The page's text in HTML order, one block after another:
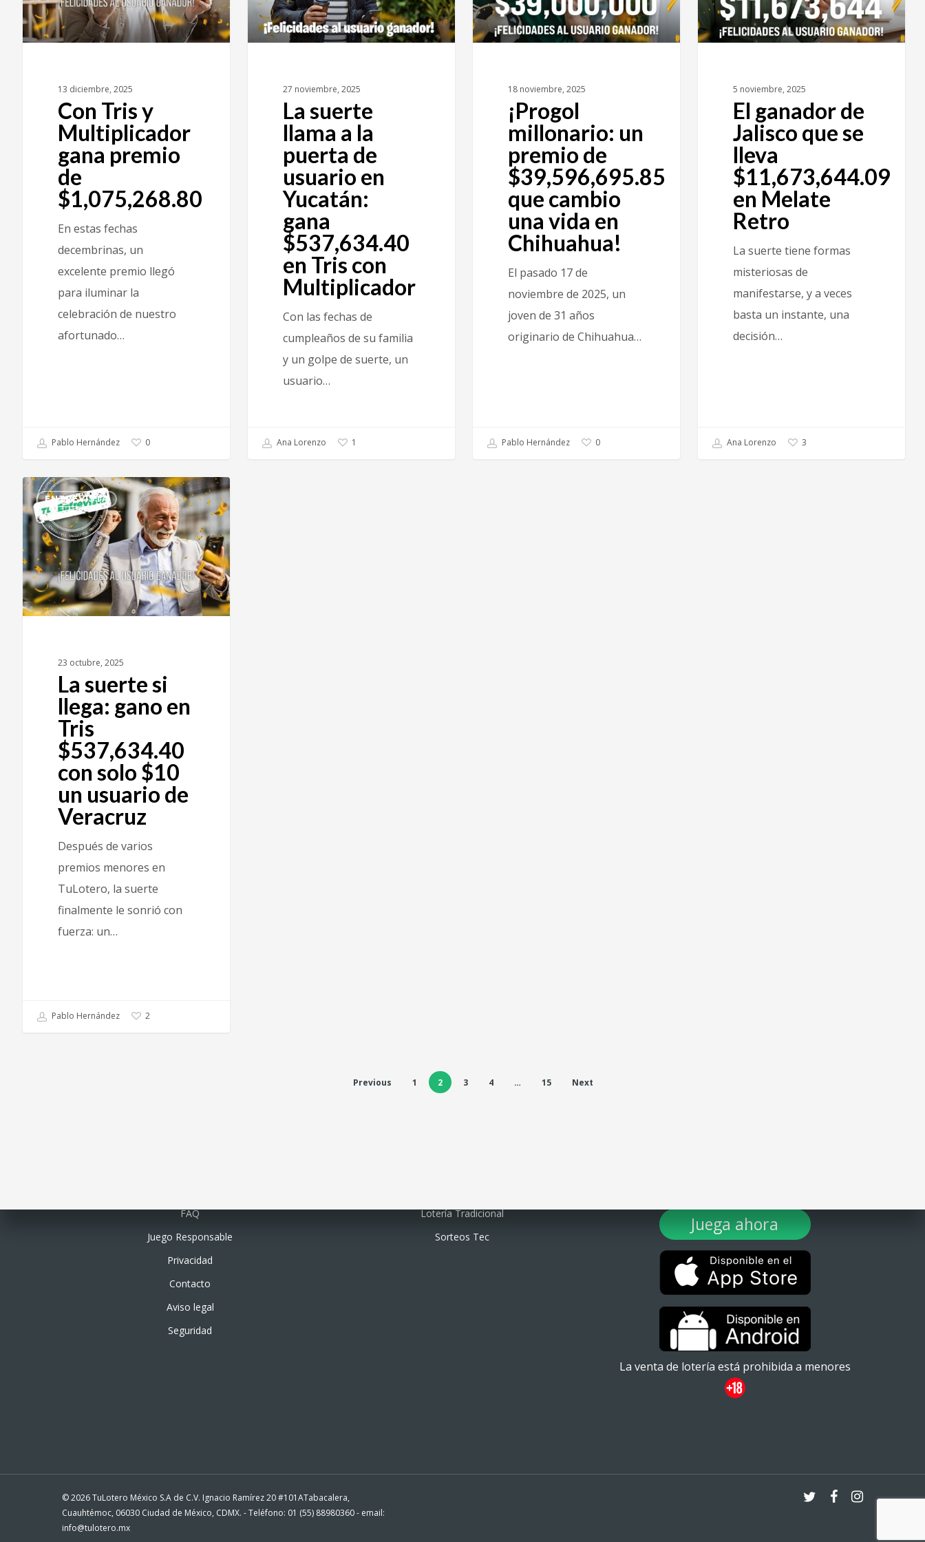
13 diciembre, 2025
Con Tris y
Multiplicador
gana premio
de
$1,075,268.80
En estas fechas
decembrinas, un
excelente premio llegó
para iluminar la
celebración de nuestro
afortunado…
Pablo Hernández 0
27 noviembre, 2025
La suerte
llama a la
puerta de
usuario en
Yucatán:
gana
$537,634.40
en Tris con
Multiplicador
Con las fechas de
cumpleaños de su familia
y un golpe de suerte, un
usuario…
Ana Lorenzo 1
18 noviembre, 2025
¡Progol
millonario: un
premio de
$39,596,695.85
que cambio
una vida en
Chihuahua!
El pasado 17 de
noviembre de 2025, un
joven de 31 años
originario de Chihuahua…
Pablo Hernández 0
5 noviembre, 2025
El ganador de
Jalisco que se
lleva
$11,673,644.09
en Melate
Retro
La suerte tiene formas
misteriosas de
manifestarse, y a veces
basta un instante, una
decisión…
Ana Lorenzo 3
ENTREVISTA
23 octubre, 2025
La suerte si
llega: gano en
Tris
$537,634.40
con solo $10
un usuario de
Veracruz
Después de varios
premios menores en
TuLotero, la suerte
finalmente le sonrió con
fuerza: un…
Pablo Hernández 2
Previous 1 2 3 4 … 15 Next
FAQ
Juego Responsable
Privacidad
Contacto
Aviso legal
Seguridad
Lotería Tradicional
Sorteos Tec
Juega ahora
La venta de lotería está prohibida a menores
© 2026 TuLotero México S.A de C.V. Ignacio Ramírez 20 #101ATabacalera,
Cuauhtémoc, 06030 Ciudad de México, CDMX. - Teléfono: 01 (55) 88980360 - email:
info@tulotero.mx
twitter facebookinstagram